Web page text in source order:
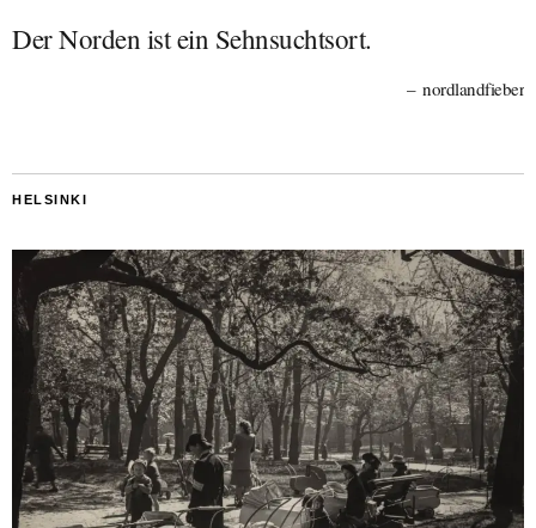
Der Norden ist ein Sehnsuchtsort.
nordlandfieber
HELSINKI